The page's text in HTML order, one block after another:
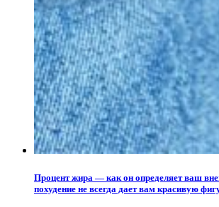
Процент жира — как он определяет ваш
похудение не всегда дает вам красивую